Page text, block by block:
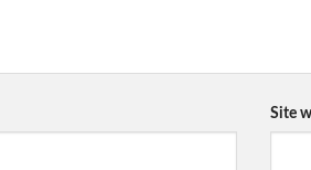
Site